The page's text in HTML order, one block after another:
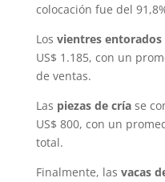
colocación fue del
Los vientres entorados
US$ 1.185, con un
de ventas.
Las piezas de críase
US$ 800, con un
total.
Finalmente, las vacas